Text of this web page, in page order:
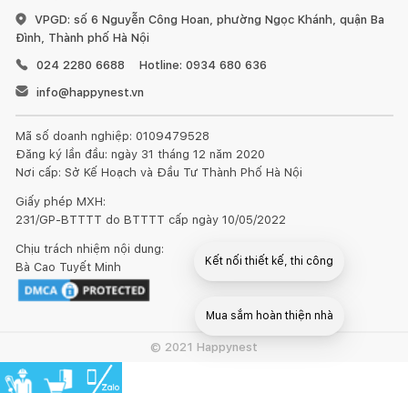
Đồ nội thất bằng gỗ sẽ có sự khác nhau về vân gỗ hoặc
những tì vết tự nhiên mà không làm ảnh hưởng đến chất lượng
và tính thẩm mỹ của sản phẩm.
1. Đối với đồ gỗ ngoài trời:
Đồ gỗ đặt ở ngoài trời như ban công, trong vườn hay bên
cạnh bể bơi, nên chọn những vị trí không có ánh nắng trực
tiếp, tốt nhất là dưới bóng râm và mái hiên. Khi trời quá nắng
hoặc quá lạnh cần một lớp vải bọc lên trên để tránh cho gỗ bị
VPGD: số 6 Nguyễn Công Hoan, phường Ngọc Khánh, quận Ba
Đình, Thành phố Hà Nội
024 2280 6688
Hotline: 0934 680 636
info@happynest.vn
Mã số doanh nghiệp: 0109479528
Đăng ký lần đầu: ngày 31 tháng 12 năm 2020
Nơi cấp: Sở Kế Hoạch và Đầu Tư Thành Phố Hà Nội
Giấy phép MXH:
231/GP-BTTTT do BTTTT cấp ngày 10/05/2022
Chịu trách nhiệm nội dung:
Bà Cao Tuyết Minh
© 2021 Happynest
Kết nối thiết kế, thi công
Mua sắm hoàn thiện nhà